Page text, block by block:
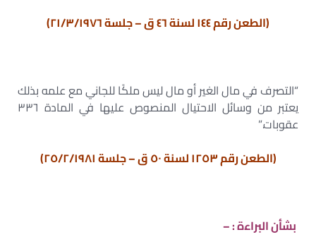
(الطعن رقم ١٤٤ لسنة ٤٦ ق – جلسة ٢١/٣/١٩٧٦)
“التصرف في مال الغير أو مال ليس ملكًا للجاني مع علمه بذلك
يعتبر من وسائل الاحتيال المنصوص عليها في المادة ٣٣٦
عقوبات.”
(الطعن رقم ١٢٥٣ لسنة ٥٠ ق – جلسة ٢٥/٢/١٩٨١)
بشأن البراءة : –